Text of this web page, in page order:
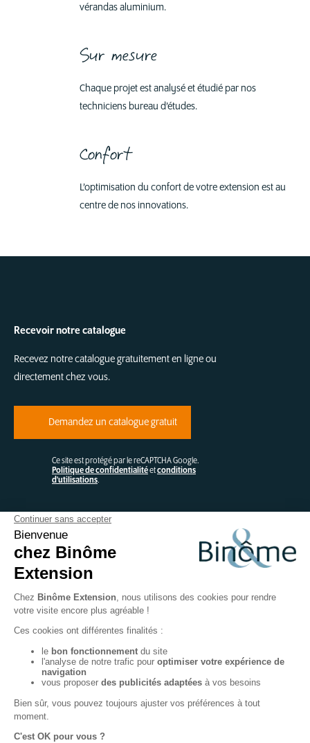
vérandas aluminium.
Sur mesure
Chaque projet est analysé et étudié par nos
techniciens bureau d’études.
Confort
L’optimisation du confort de votre extension est au
centre de nos innovations.
Recevoir notre catalogue
Recevez notre catalogue gratuitement en ligne ou
directement chez vous.
Demandez un catalogue gratuit
Ce site est protégé par le reCAPTCHA Google.
Politique de confidentialitéetconditions
d'utilisations.
Contactez-nous
Binôme
44 Avenue de la Pierre Vallée – BP 220
50220 POILLEY
FABRICATION FRANÇAISE SUR-MESURE